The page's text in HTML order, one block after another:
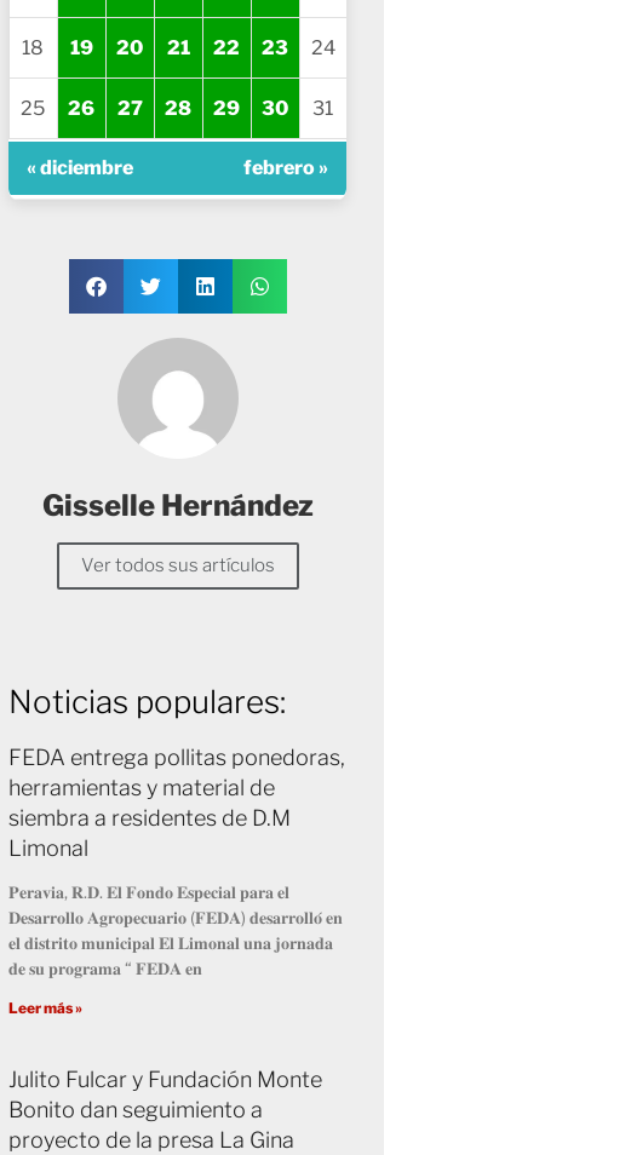
18 19 20 21 22 23 24
25 26 27 28 29 30 31
« diciembre febrero »
Gisselle Hernández
Ver todos sus artículos
Noticias populares:
FEDA entrega pollitas ponedoras,
herramientas y material de
siembra a residentes de D.M
Limonal
𝐏𝐞𝐫𝐚𝐯𝐢𝐚, 𝐑.𝐃. 𝐄𝐥 𝐅𝐨𝐧𝐝𝐨 𝐄𝐬𝐩𝐞𝐜𝐢𝐚𝐥 𝐩𝐚𝐫𝐚 𝐞𝐥
𝐃𝐞𝐬𝐚𝐫𝐫𝐨𝐥𝐥𝐨 𝐀𝐠𝐫𝐨𝐩𝐞𝐜𝐮𝐚𝐫𝐢𝐨 (𝐅𝐄𝐃𝐀) 𝐝𝐞𝐬𝐚𝐫𝐫𝐨𝐥𝐥𝐨́ 𝐞𝐧
𝐞𝐥 𝐝𝐢𝐬𝐭𝐫𝐢𝐭𝐨 𝐦𝐮𝐧𝐢𝐜𝐢𝐩𝐚𝐥 𝐄𝐥 𝐋𝐢𝐦𝐨𝐧𝐚𝐥 𝐮𝐧𝐚 𝐣𝐨𝐫𝐧𝐚𝐝𝐚
𝐝𝐞 𝐬𝐮 𝐩𝐫𝐨𝐠𝐫𝐚𝐦𝐚 “ 𝐅𝐄𝐃𝐀 𝐞𝐧
Leer más »
Julito Fulcar y Fundación Monte
Bonito dan seguimiento a
proyecto de la presa La Gina